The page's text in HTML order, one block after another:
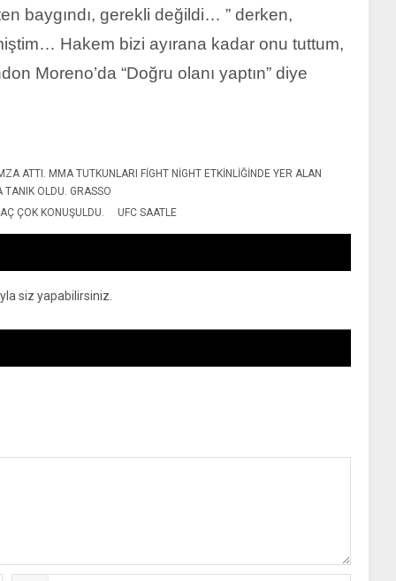
baygındı, gerekli değildi… ” derken,
Hakem bizi ayırana kadar onu tuttum,
Moreno’da “Doğru olanı yaptın” diye
ATTI. MMA TUTKUNLARI FIGHT NIGHT ETKINLIĞINDE YER ALAN
OLDU. GRASSO
ÇOK KONUŞULDU.
UFC SAATLE
siz yapabilirsiniz.